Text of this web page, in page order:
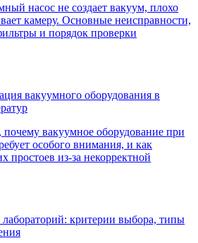
насос не создает вакуум, плохо
камеру. Основные неисправности,
и порядок проверки
вакуумного оборудования в
почему вакуумное оборудование при
особого внимания, и как
простоев из-за некорректной
критерии выбора, типы